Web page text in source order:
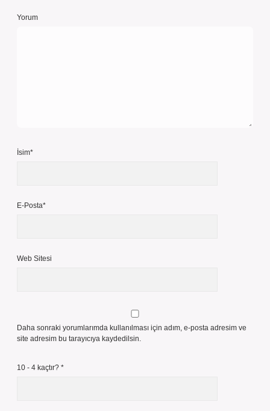
Yorum
İsim*
E-Posta*
Web Sitesi
Daha sonraki yorumlarımda kullanılması için adım, e-posta adresim ve
site adresim bu tarayıcıya kaydedilsin.
10 - 4 kaçtır? *